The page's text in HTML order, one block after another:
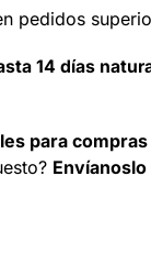
pedidos
14 días
para